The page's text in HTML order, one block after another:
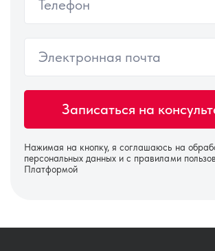
Нажимая на кнопку, я соглашаюсь на
персональных данных и с правилами
Платформой